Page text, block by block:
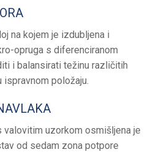
na kojem je izdubljena i
opruga s diferenciranom
i balansirati težinu različitih
ispravnom položaju.
valovitim uzorkom osmišljena je
od sedam zona potpore